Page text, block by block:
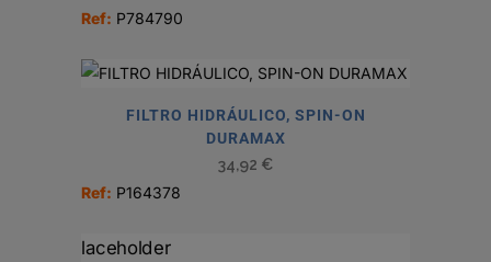
Ref: P784790
FILTRO HIDRÁULICO, SPIN-ON
DURAMAX
34,92 €
Ref: P164378